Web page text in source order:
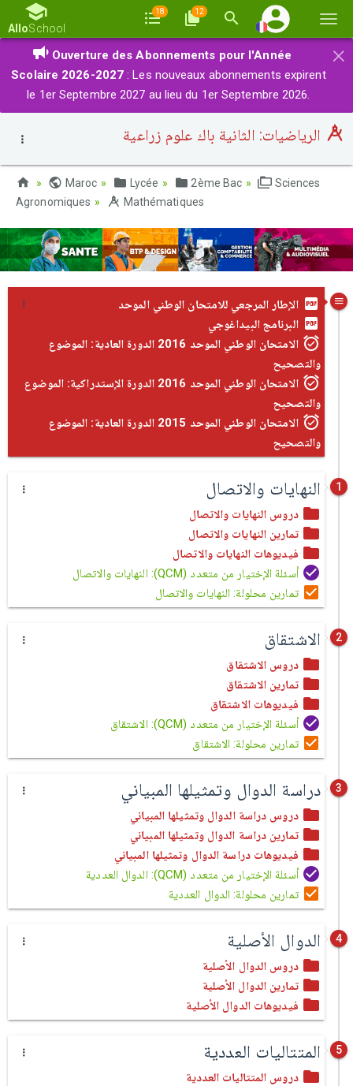
la
AlloSchool
18 12
×
Ouverture des Abonnements pour l'Année
Scolaire 2026-2027 : Les nouveaux abonnements expirent
le 1er Septembre 2027 au lieu du 1er Septembre 2026.
الرياضيات: الثانية باك علوم زراعية
Maroc Lycée 2ème Bac
Sciences
Agronomiques
Mathématiques
الإطار المرجعي للامتحان الوطني الموحد
البرنامج البيداغوجي
الامتحان الوطني الموحد 2016 الدورة العادية: الموضوع
والتصحيح
الامتحان الوطني الموحد 2016 الدورة الإستدراكية: الموضوع
والتصحيح
الامتحان الوطني الموحد 2015 الدورة العادية: الموضوع
والتصحيح
1 النهايات والاتصال
دروس النهايات والاتصال
تمارين النهايات والاتصال
فيديوهات النهايات والاتصال
أسئلة الإختيار من متعدد (QCM): النهايات والاتصال
تمارين محلولة: النهايات والاتصال
2 الاشتقاق
دروس الاشتقاق
تمارين الاشتقاق
فيديوهات الاشتقاق
أسئلة الإختيار من متعدد (QCM): الاشتقاق
تمارين محلولة: الاشتقاق
3 دراسة الدوال وتمثيلها المبياني
دروس دراسة الدوال وتمثيلها المبياني
تمارين دراسة الدوال وتمثيلها المبياني
فيديوهات دراسة الدوال وتمثيلها المبياني
أسئلة الإختيار من متعدد (QCM): الدوال العددية
تمارين محلولة: الدوال العددية
4 الدوال الأصلية
دروس الدوال الأصلية
تمارين الدوال الأصلية
فيديوهات الدوال الأصلية
5 المتتاليات العددية
دروس المتتاليات العددية